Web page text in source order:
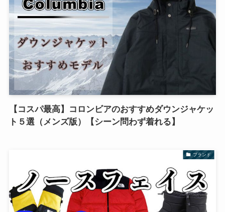
【コスパ最高】コロンビアのおすすめダウンジャケッ
ト５選（メンズ版）【シーン問わず着れる】
ブランド